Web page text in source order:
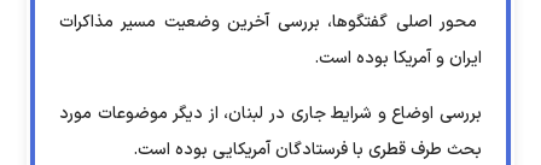
محور اصلی گفتگوها، بررسی آخرین وضعیت مسیر مذاکرات
ایران و آمریکا بوده است.
بررسی اوضاع و شرایط جاری در لبنان، از دیگر موضوعات مورد
بحث طرف قطری با فرستادگان آمریکایی بوده است.